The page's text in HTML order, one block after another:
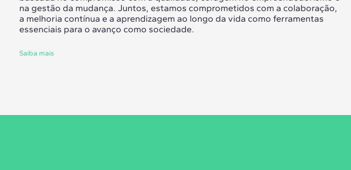
na gestão da mudança. Juntos, estamos comprometidos com a colaboração,
a melhoria contínua e a aprendizagem ao longo da vida como ferramentas
essenciais para o avanço como sociedade.
Saiba mais